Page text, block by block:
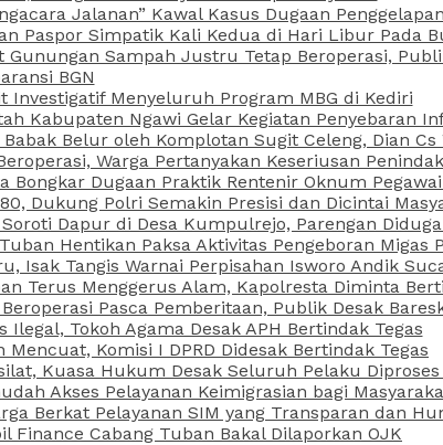
Jalanan” Kawal Kasus Dugaan
Paspor Simpatik Kali Kedua di Hari Libur Pada
Gunungan Sampah Justru Tetap Beroperasi,
BGN
Investigatif Menyeluruh Program MBG di Kediri
Kabupaten Ngawi Gelar Kegiatan Penyebaran
Belur oleh Komplotan Sugit Celeng, Dian
Warga Pertanyakan Keseriusan
Dugaan Praktik Rentenir Oknum
Dukung Polri Semakin Presisi dan Dicintai
Dapur di Desa Kumpulrejo, Parengan
Hentikan Paksa Aktivitas Pengeboran Migas
Isak Tangis Warnai Perpisahan Isworo Andik
Terus Menggerus Alam, Kapolresta Diminta
Pasca Pemberitaan, Publik Desak
Tokoh Agama Desak APH Bertindak Tegas
Komisi I DPRD Didesak Bertindak Tegas
Kuasa Hukum Desak Seluruh Pelaku Diproses
Akses Pelayanan Keimigrasian bagi
Berkat Pelayanan SIM yang Transparan dan
Finance Cabang Tuban Bakal Dilaporkan OJK